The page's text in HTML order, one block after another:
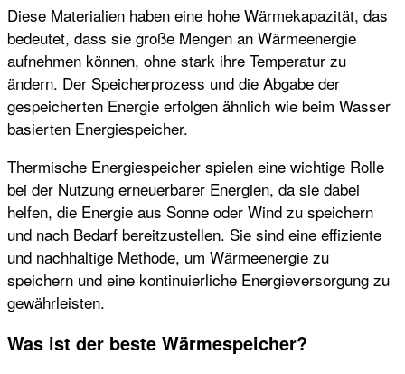
Diese Materialien haben eine hohe Wärmekapazität, das
bedeutet, dass sie große Mengen an Wärmeenergie
aufnehmen können, ohne stark ihre Temperatur zu
ändern. Der Speicherprozess und die Abgabe der
gespeicherten Energie erfolgen ähnlich wie beim Wasser
basierten Energiespeicher.
Thermische Energiespeicher spielen eine wichtige Rolle
bei der Nutzung erneuerbarer Energien, da sie dabei
helfen, die Energie aus Sonne oder Wind zu speichern
und nach Bedarf bereitzustellen. Sie sind eine effiziente
und nachhaltige Methode, um Wärmeenergie zu
speichern und eine kontinuierliche Energieversorgung zu
gewährleisten.
Was ist der beste Wärmespeicher?